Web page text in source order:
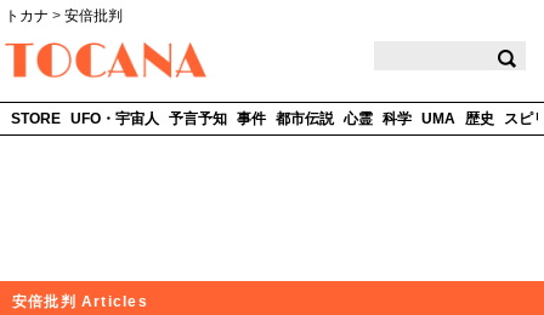
トカナ > 安倍批判
STORE UFO・宇宙人 予言予知 事件 都市伝説 心霊 科学 UMA 歴史 スピ
安倍批判 Articles